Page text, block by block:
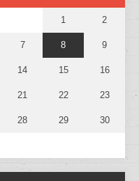
1 2
7 8 9
14 15 16
21 22 23
28 29 30